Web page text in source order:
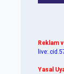
Reklam
Yasal